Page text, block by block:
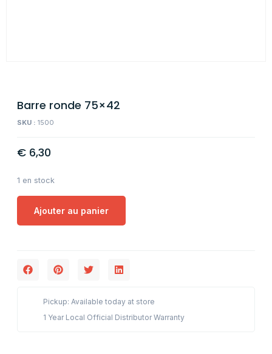
Barre ronde 75×42
SKU : 1500
€ 6,30
1 en stock
Ajouter au panier
Pickup: Available today at store
1 Year Local Official Distributor Warranty